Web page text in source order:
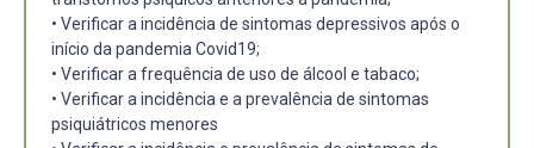
• Verificar a incidência de sintomas depressivos após o
início da pandemia Covid19;
• Verificar a frequência de uso de álcool e tabaco;
• Verificar a incidência e a prevalência de sintomas
psiquiátricos menores